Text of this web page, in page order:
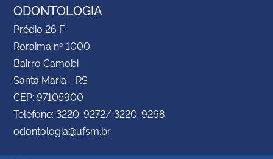
ODONTOLOGIA
Prédio 26 F
Roraima nº 1000
Bairro Camobi
Santa Maria - RS
CEP: 97105900
Telefone: 3220-9272/ 3220-9268
odontologia@ufsm.br